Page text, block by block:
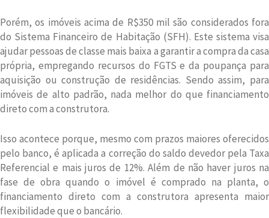
Porém, os imóveis acima de R$350 mil são considerados fora
do Sistema Financeiro de Habitação (SFH). Este sistema visa
ajudar pessoas de classe mais baixa a garantir a compra da casa
própria, empregando recursos do FGTS e da poupança para
aquisição ou construção de residências. Sendo assim, para
imóveis de alto padrão, nada melhor do que financiamento
direto com a construtora.
Isso acontece porque, mesmo com prazos maiores oferecidos
pelo banco, é aplicada a correção do saldo devedor pela Taxa
Referencial e mais juros de 12%. Além de não haver juros na
fase de obra quando o imóvel é comprado na planta, o
financiamento direto com a construtora apresenta maior
flexibilidade que o bancário.